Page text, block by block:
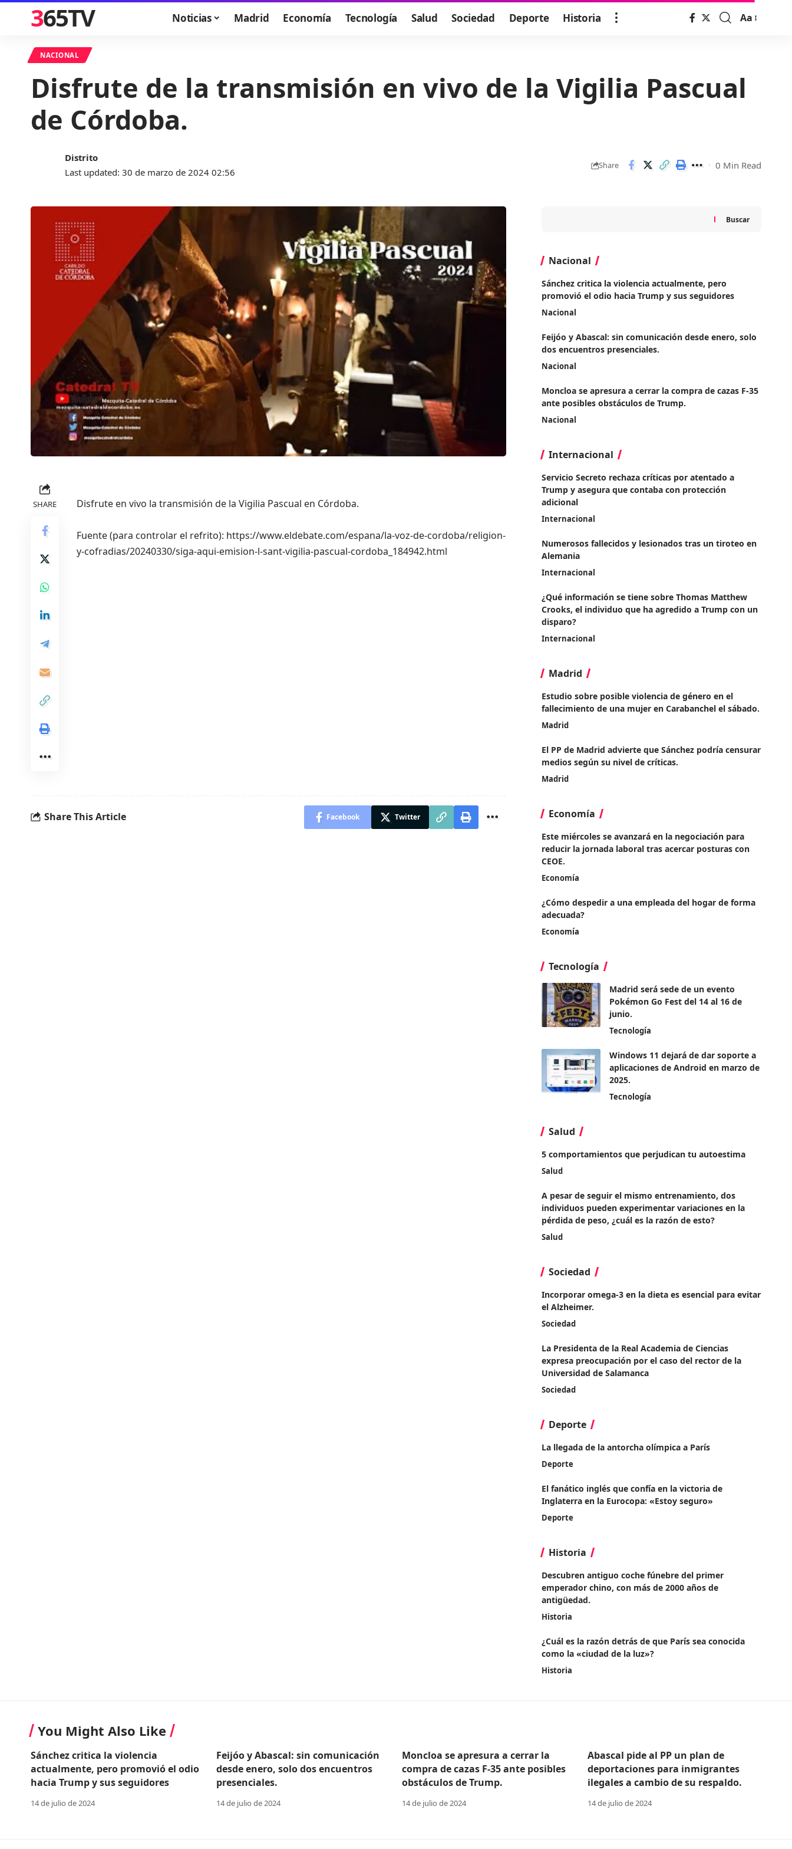
365TV Noticias Madrid Economía Tecnología Salud Sociedad Deporte Historia
Font
Aa
NACIONAL
Disfrute de la transmisión en vivo de la Vigilia Pascual
de Córdoba.
Last updated: 30 de marzo de 2024 02:56
Distrito
Share 0 Min Read
SHARE Disfrute en vivo la transmisión de la Vigilia Pascual en Córdoba.
Fuente (para controlar el refrito): https://www.eldebate.com/espana/la-voz-de-cordoba/religion-
y-cofradias/20240330/siga-aqui-emision-l-sant-vigilia-pascual-cordoba_184942.html
Share This Article Facebook Twitter
Buscar
Nacional
Sánchez critica la violencia actualmente, pero
promovió el odio hacia Trump y sus seguidores
Nacional
Feijóo y Abascal: sin comunicación desde enero, solo
dos encuentros presenciales.
Nacional
Moncloa se apresura a cerrar la compra de cazas F-35
ante posibles obstáculos de Trump.
Nacional
Internacional
Servicio Secreto rechaza críticas por atentado a
Trump y asegura que contaba con protección
adicional
Internacional
Numerosos fallecidos y lesionados tras un tiroteo en
Alemania
Internacional
¿Qué información se tiene sobre Thomas Matthew
Crooks, el individuo que ha agredido a Trump con un
disparo?
Internacional
Madrid
Estudio sobre posible violencia de género en el
fallecimiento de una mujer en Carabanchel el sábado.
Madrid
El PP de Madrid advierte que Sánchez podría censurar
medios según su nivel de críticas.
Madrid
Economía
Este miércoles se avanzará en la negociación para
reducir la jornada laboral tras acercar posturas con
CEOE.
Economía
¿Cómo despedir a una empleada del hogar de forma
adecuada?
Economía
Tecnología
Madrid será sede de un evento
Pokémon Go Fest del 14 al 16 de
junio.
Tecnología
Windows 11 dejará de dar soporte a
aplicaciones de Android en marzo de
2025.
Tecnología
Salud
5 comportamientos que perjudican tu autoestima
Salud
A pesar de seguir el mismo entrenamiento, dos
individuos pueden experimentar variaciones en la
pérdida de peso, ¿cuál es la razón de esto?
Salud
Sociedad
Incorporar omega-3 en la dieta es esencial para evitar
el Alzheimer.
Sociedad
La Presidenta de la Real Academia de Ciencias
expresa preocupación por el caso del rector de la
Universidad de Salamanca
Sociedad
Deporte
La llegada de la antorcha olímpica a París
Deporte
El fanático inglés que confía en la victoria de
Inglaterra en la Eurocopa: «Estoy seguro»
Deporte
Historia
Descubren antiguo coche fúnebre del primer
emperador chino, con más de 2000 años de
antigüedad.
Historia
¿Cuál es la razón detrás de que París sea conocida
como la «ciudad de la luz»?
Historia
You Might Also Like
Sánchez critica la violencia
actualmente, pero promovió el odio
hacia Trump y sus seguidores
14 de julio de 2024
Feijóo y Abascal: sin comunicación
desde enero, solo dos encuentros
presenciales.
14 de julio de 2024
Moncloa se apresura a cerrar la
compra de cazas F-35 ante posibles
obstáculos de Trump.
14 de julio de 2024
Abascal pide al PP un plan de
deportaciones para inmigrantes
ilegales a cambio de su respaldo.
14 de julio de 2024